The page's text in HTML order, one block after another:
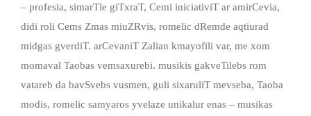
– profesia, simarTle giTxraT, Cemi iniciativiT ar amirCevia,
didi roli Cems Zmas miuZRvis, romelic dRemde aqtiurad
midgas gverdiT. arCevaniT Zalian kmayofili var, me xom
momaval Taobas vemsaxurebi. musikis gakveTilebs rom
vatareb da bavSvebs vusmen, guli sixaruliT mevseba, Taoba
modis, romelic samyaros yvelaze unikalur enas – musikas